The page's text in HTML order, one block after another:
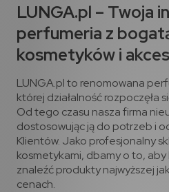
LUNGA.pl – Twoja
perfumeria z
kosmetyków i
LUNGA.pl to renomowana
której działalność rozpoczęła
Od tego czasu nasza firma
dostosowując ją do potrzeb i
Klientów. Jako profesjonalny
kosmetykami, dbamy o to, aby
znaleźć produkty najwyższej
cenach.